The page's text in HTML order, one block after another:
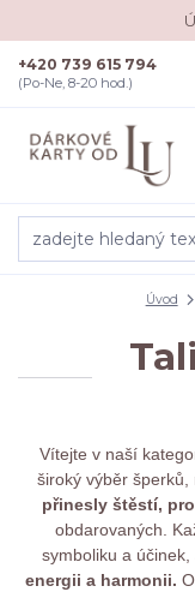
+420 739 615 794
(Po-Ne, 8-20 hod.)
Úvod
Vítejte v naší
široký výběr
přinesly štěstí,
obdarovaných.
symboliku a účinek,
energii a harmonii.